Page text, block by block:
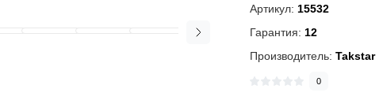
Артикул: 15532
Гарантия: 12
Производитель:Takstar
0